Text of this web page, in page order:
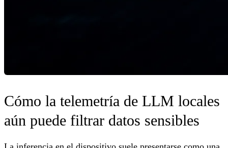
Cómo la telemetría de LLM locales
aún puede filtrar datos sensibles